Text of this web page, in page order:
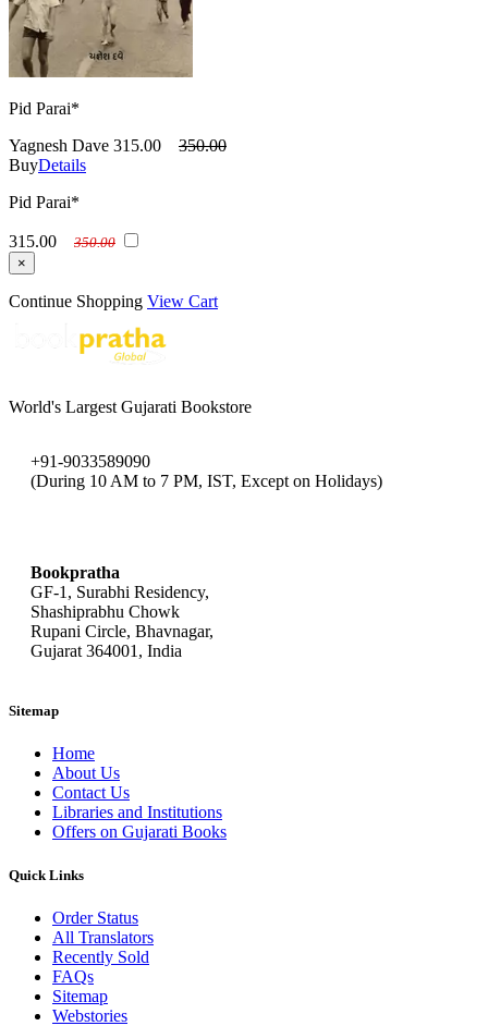
Pid Parai*
Yagnesh Dave 315.00
350.00
BuyDetails
Pid Parai*
315.00
350.00
×
Continue Shopping View Cart
World's Largest Gujarati Bookstore
+91-9033589090
(During 10 AM to 7 PM, IST, Except on Holidays)
Bookpratha
GF-1, Surabhi Residency,
Shashiprabhu Chowk
Rupani Circle, Bhavnagar,
Gujarat 364001, India
Sitemap
Home
About Us
Contact Us
Libraries and Institutions
Offers on Gujarati Books
Quick Links
Order Status
All Translators
Recently Sold
FAQs
Sitemap
Webstories